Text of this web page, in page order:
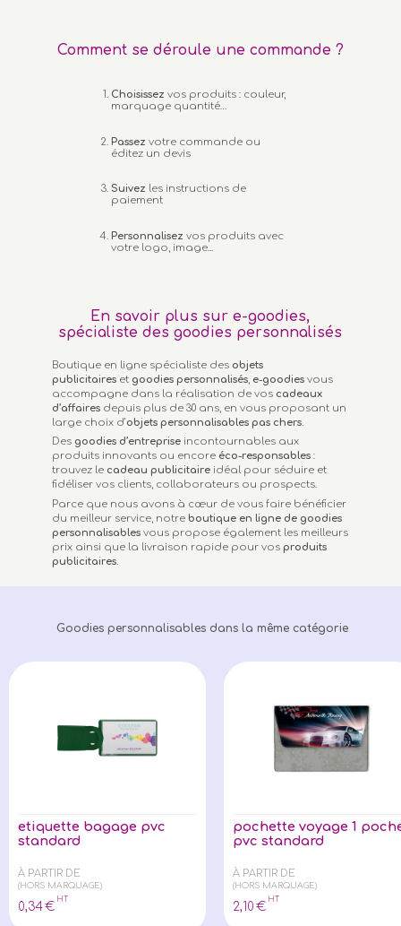
Comment se déroule une commande ?
Choisissez vos produits : couleur,
marquage quantité…
Passez votre commande ou
éditez un devis
Suivez les instructions de
paiement
Personnalisez vos produits avec
votre logo, image...
En savoir plus sur e-goodies,
spécialiste des goodies personnalisés
Boutique en ligne spécialiste des objets
publicitaires et goodies personnalisés, e-goodies vous
accompagne dans la réalisation de vos cadeaux
d’affaires depuis plus de 30 ans, en vous proposant un
large choix d’objets personnalisables pas chers.
Des goodies d’entreprise incontournables aux
produits innovants ou encore éco-responsables :
trouvez le cadeau publicitaire idéal pour séduire et
fidéliser vos clients, collaborateurs ou prospects.
Parce que nous avons à cœur de vous faire bénéficier
du meilleur service, notreboutique en ligne de goodies
personnalisables vous propose également les meilleurs
prix ainsi que la livraison rapide pour vos produits
publicitaires.
Goodies personnalisables dans la même catégorie
etiquette bagage pvc
standard
À PARTIR DE
(HORS MARQUAGE)
0,34€
HT
pochette voyage 1
pvc standard
À PARTIR DE
(HORS MARQUAGE)
2,10 €
HT